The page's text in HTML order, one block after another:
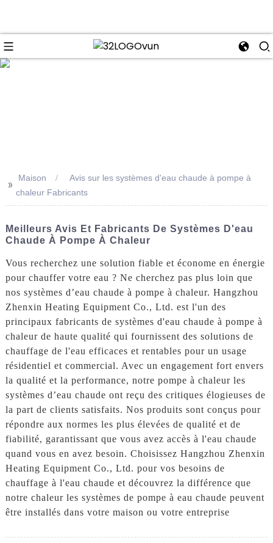
>> Maison
Avis sur les systèmes d'eau chaude à pompe à
chaleur Fabricants
Meilleurs Avis Et Fabricants De Systèmes D'eau
Chaude À Pompe À Chaleur
Vous recherchez une solution fiable et économe en énergie
pour chauffer votre eau ? Ne cherchez pas plus loin que
nos systèmes d’eau chaude à pompe à chaleur. Hangzhou
Zhenxin Heating Equipment Co., Ltd. est l'un des
principaux fabricants de systèmes d'eau chaude à pompe à
chaleur de haute qualité qui fournissent des solutions de
chauffage de l'eau efficaces et rentables pour un usage
résidentiel et commercial. Avec un engagement fort envers
la qualité et la performance, notre pompe à chaleur les
systèmes d’eau chaude ont reçu des critiques élogieuses de
la part de clients satisfaits. Nos produits sont conçus pour
répondre aux normes les plus élevées de qualité et de
fiabilité, garantissant que vous avez accès à l'eau chaude
quand vous en avez besoin. Choisissez Hangzhou Zhenxin
Heating Equipment Co., Ltd. pour vos besoins de
chauffage à l'eau chaude et découvrez la différence que
notre chaleur les systèmes de pompe à eau chaude peuvent
être installés dans votre maison ou votre entreprise